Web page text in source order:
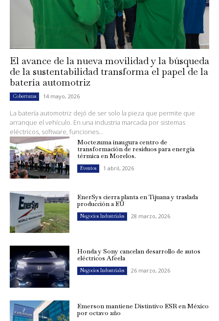
El avance de la nueva movilidad y la búsqueda
de la sustentabilidad transforma el papel de la
batería automotriz
Coberturas 14 mayo, 2026
La batería automotriz dejó de ser solo la pieza que permite que
arranque el vehículo. En una industria marcada por sistemas
eléctricos, software, funciones...
Moctezuma inaugura centro de
transformación de residuos para energía
térmica en Morelos.
Eventos 1 abril, 2026
EnerSys cierra planta en Tijuana y traslada
producción a EU
Negocios Industriales 28 marzo, 2026
Honda y Sony cancelan desarrollo de autos
eléctricos Afeela
Negocios Industriales 26 marzo, 2026
Emerson mantiene Distintivo ESR en México
por octavo año